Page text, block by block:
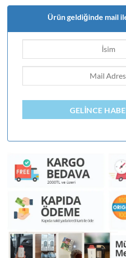
Ürün geldiğinde mail
GELINCE